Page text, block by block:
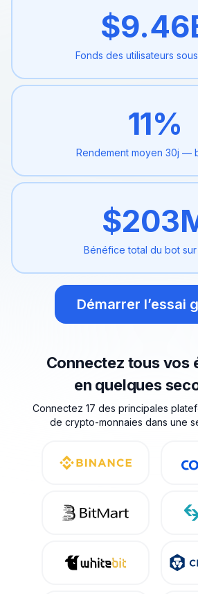
$9.46
Fonds des utilisateurs sous
11%
Rendement moyen 30j —
$203
Bénéfice total du bot sur
Démarrer l’essai
Connectez tous vos
en quelques
Connectez 17 des principales
de crypto-monnaies dans une